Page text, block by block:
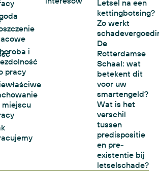
i
pracy
miejscu
Letsel na een
kettingbotsing?
Zo werkt
De
Rotterdamse
Schaal: wat
betekent dit
voor uw
smartengeld?
Wat is het
verschil
tussen
predispositie
en pre-
existentie bij
letselschade?